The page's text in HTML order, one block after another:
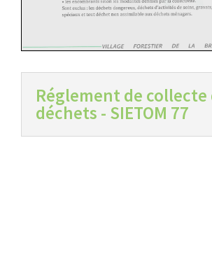
Réglement de collecte
déchets - SIETOM 77